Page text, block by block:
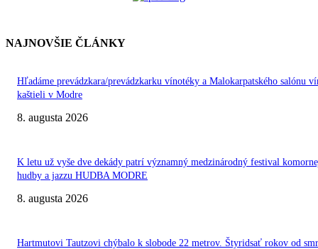
NAJNOVŠIE ČLÁNKY
Hľadáme prevádzkara/prevádzkarku vínotéky a Malokarpatského salónu
kaštieli v Modre
8. augusta 2026
K letu už vyše dve dekády patrí významný medzinárodný festival
hudby a jazzu HUDBA MODRE
8. augusta 2026
Hartmutovi Tautzovi chýbalo k slobode 22 metrov. Štyridsať rokov od